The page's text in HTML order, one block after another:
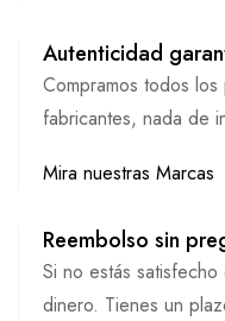
Autenticidad
Compramos todos
fabricantes, nada de
Mira nuestras Marcas
Reembolso sin
Si no estás
dinero. Tienes un